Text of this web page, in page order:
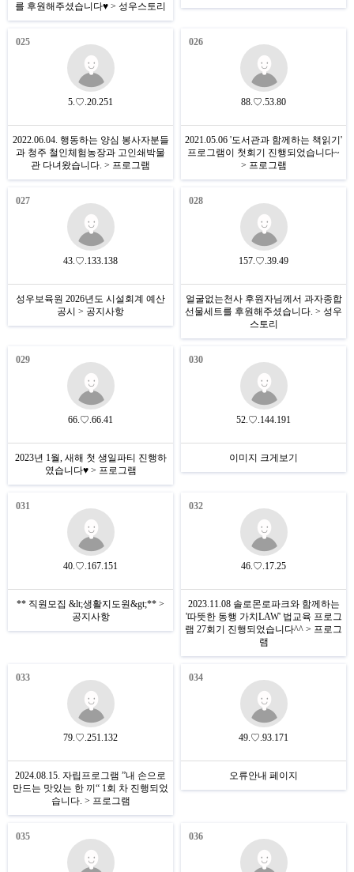
를 후원해주셨습니다♥ > 성우스토리
025
5.♡.20.251
2022.06.04. 행동하는 양심 봉사자분들
과 청주 철인체험농장과 고인쇄박물
관 다녀왔습니다. > 프로그램
026
88.♡.53.80
2021.05.06 '도서관과 함께하는 책읽기'
프로그램이 첫회기 진행되었습니다~
> 프로그램
027
43.♡.133.138
성우보육원 2026년도 시설회계 예산
공시 > 공지사항
028
157.♡.39.49
얼굴없는천사 후원자님께서 과자종합
선물세트를 후원해주셨습니다. > 성우
스토리
029
66.♡.66.41
2023년 1월, 새해 첫 생일파티 진행하
였습니다♥ > 프로그램
030
52.♡.144.191
이미지 크게보기
031
40.♡.167.151
** 직원모집 &lt;생활지도원&gt;** >
공지사항
032
46.♡.17.25
2023.11.08 솔로몬로파크와 함께하는
'따뜻한 동행 가치LAW' 법교육 프로그
램 27회기 진행되었습니다^^ > 프로그
램
033
79.♡.251.132
2024.08.15. 자립프로그램 ”내 손으로
만드는 맛있는 한 끼“ 1회 차 진행되었
습니다. > 프로그램
034
49.♡.93.171
오류안내 페이지
035 036